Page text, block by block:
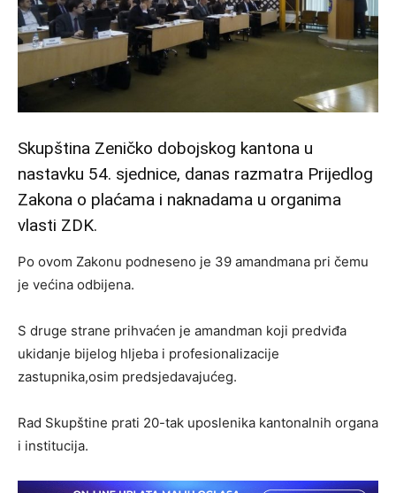
Skupština Zeničko dobojskog kantona u
nastavku 54. sjednice, danas razmatra Prijedlog
Zakona o plaćama i naknadama u organima
vlasti ZDK.
Po ovom Zakonu podneseno je 39 amandmana pri čemu
je većina odbijena.
S druge strane prihvaćen je amandman koji predviđa
ukidanje bijelog hljeba i profesionalizacije
zastupnika,osim predsjedavajućeg.
Rad Skupštine prati 20-tak uposlenika kantonalnih organa
i institucija.